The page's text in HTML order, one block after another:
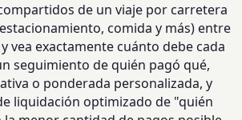
de un viaje por carretera
comida y más) entre
vea exactamente cuánto debe cada
seguimiento de quién pagó qué,
o ponderada personalizada, y
liquidación optimizado de "quién